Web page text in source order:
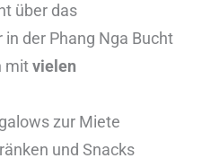
über das
der Phang Nga Bucht
mitvielen
zur Miete
und Snacks